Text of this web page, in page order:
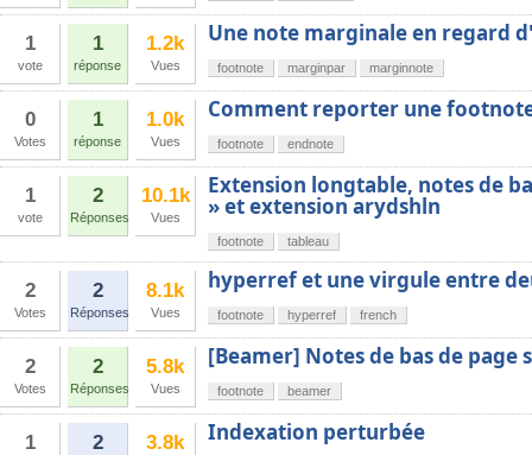
1
vote
1
réponse
1.2k
Vues
Une note marginale en regard
footnote marginpar marginnote
0
Votes
1
réponse
1.0k
Vues
Comment reporter une
footnote endnote
1
vote
2
Réponses
10.1k
Vues
Extension longtable, notes de
» et extension arydshln
footnote tableau
2
Votes
2
Réponses
8.1k
Vues
hyperref et une virgule entre
footnote hyperref french
2
Votes
2
Réponses
5.8k
Vues
[Beamer] Notes de bas de page
footnote beamer
1 2 3.8k Indexation perturbée